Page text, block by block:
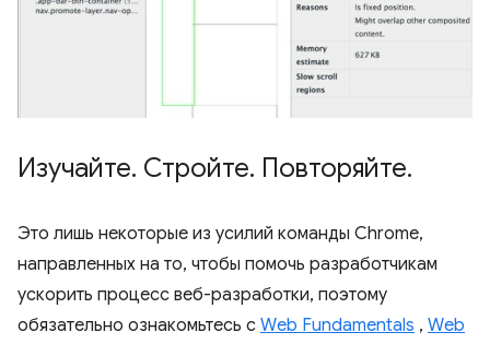
Изучайте. Стройте. Повторяйте.
Это лишь некоторые из усилий команды Chrome,
направленных на то, чтобы помочь разработчикам
ускорить процесс веб-разработки, поэтому
обязательно ознакомьтесь с Web Fundamentals , Web